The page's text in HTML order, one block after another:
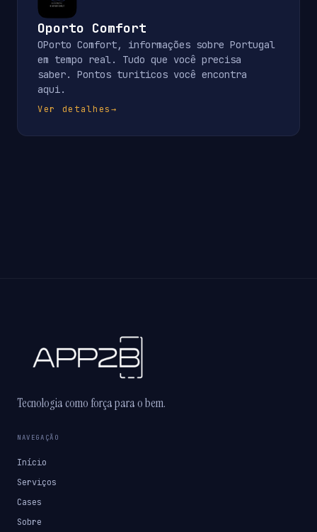
Oporto Comfort
OPorto Comfort, informações sobre Portugal
em tempo real. Tudo que você precisa
saber. Pontos turiticos você encontra
aqui.
Ver detalhes→
Tecnologia como força para o bem.
NAVEGAÇÃO
Início
Serviços
Cases
Sobre